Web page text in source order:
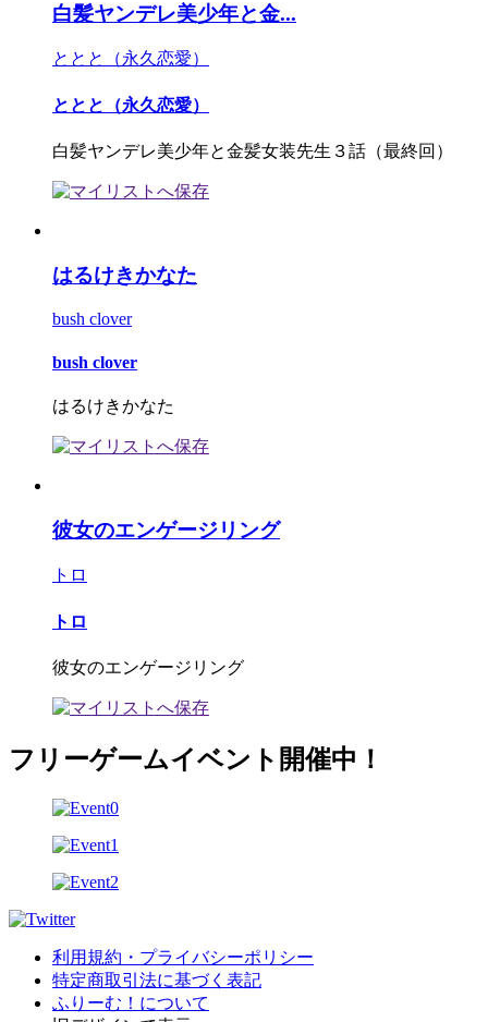
白髪ヤンデレ美少年と金...
ととと（永久恋愛）
ととと（永久恋愛）
白髪ヤンデレ美少年と金髪女装先生３話（最終回）
はるけきかなた
bush clover
bush clover
はるけきかなた
彼女のエンゲージリング
トロ
トロ
彼女のエンゲージリング
フリーゲームイベント開催中！
利用規約・プライバシーポリシー
特定商取引法に基づく表記
ふりーむ！について